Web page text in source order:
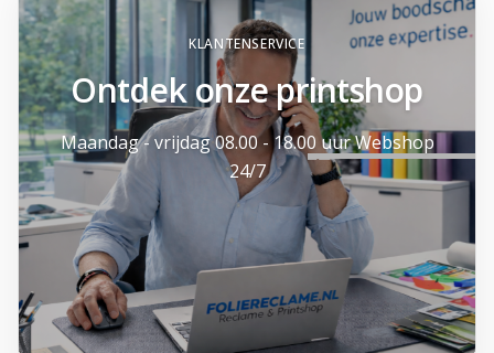
KLANTENSERVICE
Ontdek onze printshop
Maandag - vrijdag 08.00 - 18.00 uur Webshop
24/7